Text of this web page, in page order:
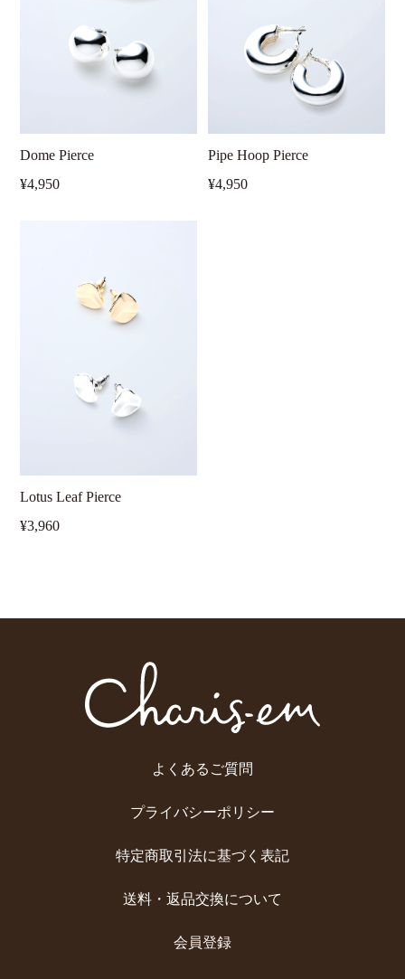
Dome Pierce
¥4,950
Pipe Hoop Pierce
¥4,950
Lotus Leaf Pierce
¥3,960
よくあるご質問
プライバシーポリシー
特定商取引法に基づく表記
送料・返品交換について
会員登録